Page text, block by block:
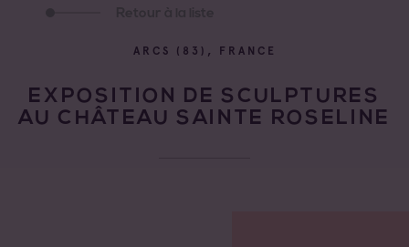
ARCS (83), FRANCE
EXPOSITION DE SCULPTURES
AU CHÂTEAU SAINTE ROSELINE